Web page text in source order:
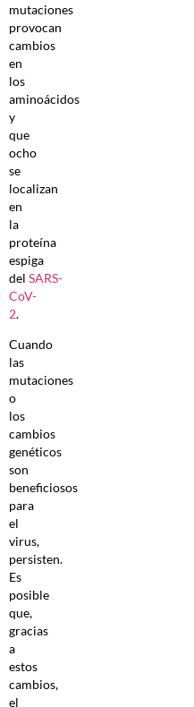
mutaciones
provocan
cambios
en
los
aminoácidos
y
que
ocho
se
localizan
en
la
proteína
espiga
del SARS-
CoV-
2.
Cuando
las
mutaciones
o
los
cambios
genéticos
son
beneficiosos
para
el
virus,
persisten.
Es
posible
que,
gracias
a
estos
cambios,
el